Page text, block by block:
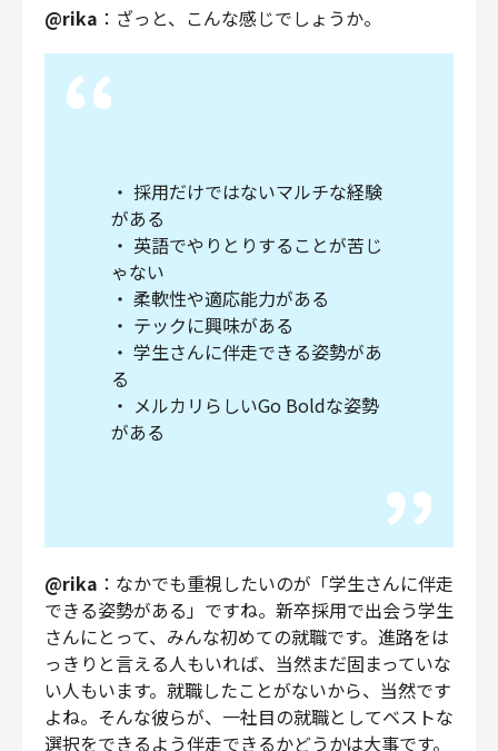
@rika ：ざっと、こんな感じでしょうか。
・ 採用だけではないマルチな経験
がある
・ 英語でやりとりすることが苦じ
ゃない
・ 柔軟性や適応能力がある
・ テックに興味がある
・ 学生さんに伴走できる姿勢があ
る
・ メルカリらしいGo Boldな姿勢
がある
@rika ：なかでも重視したいのが「学生さんに伴走
できる姿勢がある」ですね。新卒採用で出会う学生
さんにとって、みんな初めての就職です。進路をは
っきりと言える人もいれば、当然まだ固まっていな
い人もいます。就職したことがないから、当然です
よね。そんな彼らが、一社目の就職としてベストな
選択をできるよう伴走できるかどうかは大事です。